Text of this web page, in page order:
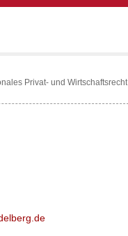
Privat- und Wirtschaftsrecht